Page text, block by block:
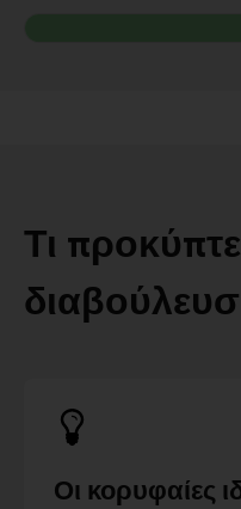
Τι
Οι κορυφαίες